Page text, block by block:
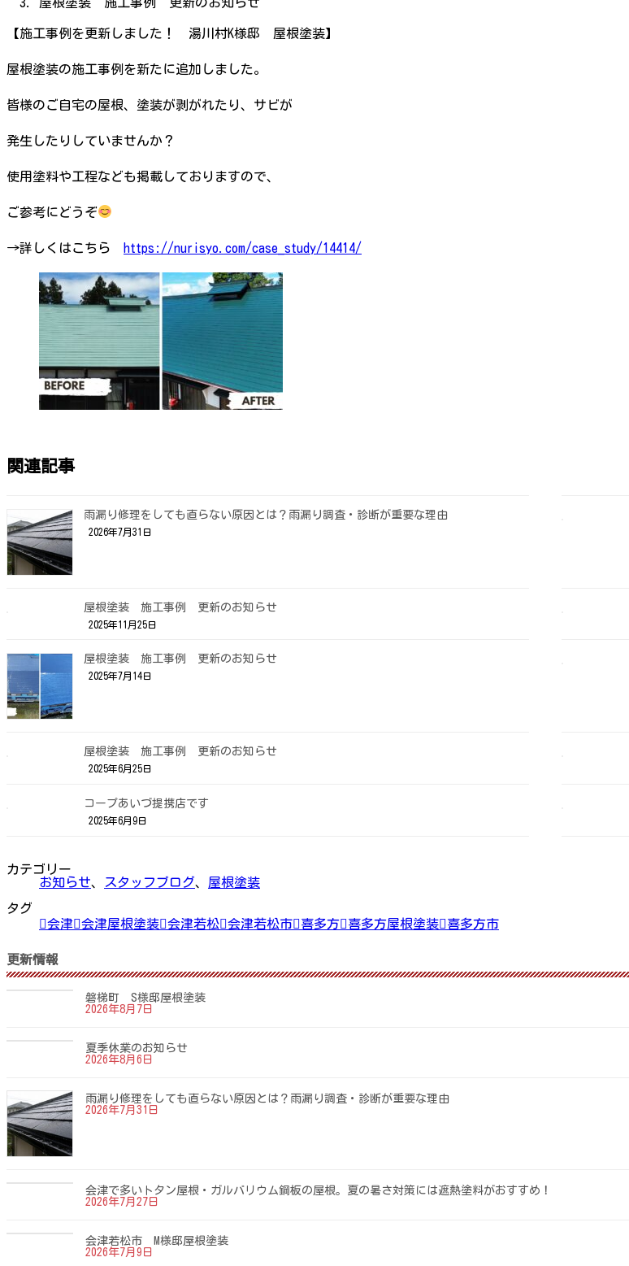
【施工事例を更新しました！ 湯川村K様邸 屋根塗装】
屋根塗装の施工事例を新たに追加しました。
皆様のご自宅の屋根、塗装が剥がれたり、サビが
発生したりしていませんか？
使用塗料や工程なども掲載しておりますので、
ご参考にどうぞ
→詳しくはこちら https://nurisyo.com/case_study/14414/
関連記事
雨漏り修理をしても直らない原因とは？雨漏り調査・診断が重要な理由
2026年7月31日
屋根塗装 施工事例 更新のお知らせ
2025年11月25日
屋根塗装 施工事例 更新のお知らせ
2025年7月14日
屋根塗装 施工事例 更新のお知らせ
2025年6月25日
コープあいづ提携店です
2025年6月9日
カテゴリー
お知らせ、 スタッフブログ、 屋根塗装
タグ
会津
会津屋根塗装 会津若松 会津若松市 喜多方 喜多方屋根塗装 喜多方市
更新情報
磐梯町 S様邸屋根塗装
2026年8月7日
夏季休業のお知らせ
2026年8月6日
雨漏り修理をしても直らない原因とは？雨漏り調査・診断が重要な理由
2026年7月31日
会津で多いトタン屋根・ガルバリウム鋼板の屋根。夏の暑さ対策には遮熱塗料がおすすめ！
2026年7月27日
会津若松市 M様邸屋根塗装
2026年7月9日